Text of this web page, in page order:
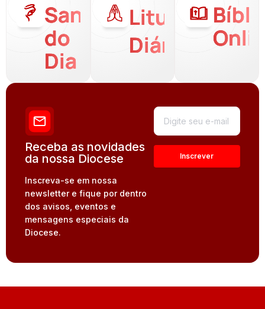
Santo
do
Dia
Liturgia
Diária
Receba as novidades
da nossa Diocese
Inscreva-se em nossa
newsletter e fique por dentro
dos avisos, eventos e
mensagens especiais da
Diocese.